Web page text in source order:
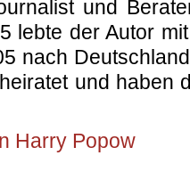
und
lebte der Autor
nach
und haben
Harry Popow